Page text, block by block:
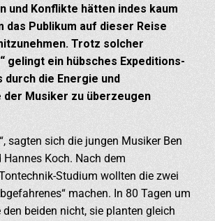
und Konflikte hätten indes kaum
das Publikum auf dieser Reise
Trotz solcher
gelingt ein hübsches Expeditions-
durch die Energie und
der Musiker zu überzeugen
sagten sich die jungen Musiker Ben
Koch. Nach dem
Studium wollten die zwei
machen. In 80 Tagen um
den beiden nicht, sie planten gleich